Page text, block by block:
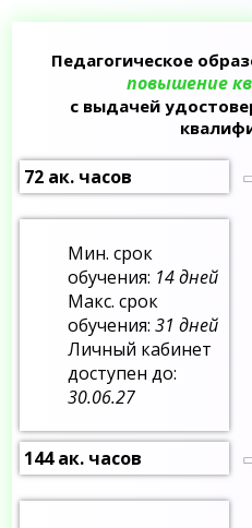
Педагогическое
повышение
с выдачей
72 ак. часов
Мин. срок
обучения: 14 дней
Макс. срок
обучения:31 дней
Личный кабинет
доступен до:
30.06.27
144 ак. часов